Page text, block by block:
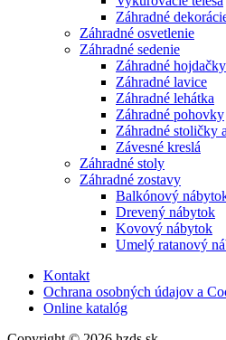
Záhradné
Záhradné osvetlenie
Záhradné sedenie
Záhradné
Záhradné lavice
Záhradné lehátka
Záhradné pohovky
Záhradné stoličky
Závesné kreslá
Záhradné stoly
Záhradné zostavy
Balkónový
Drevený nábytok
Kovový nábytok
Umelý ratanový
Kontakt
Ochrana osobných údajov a
Online katalóg